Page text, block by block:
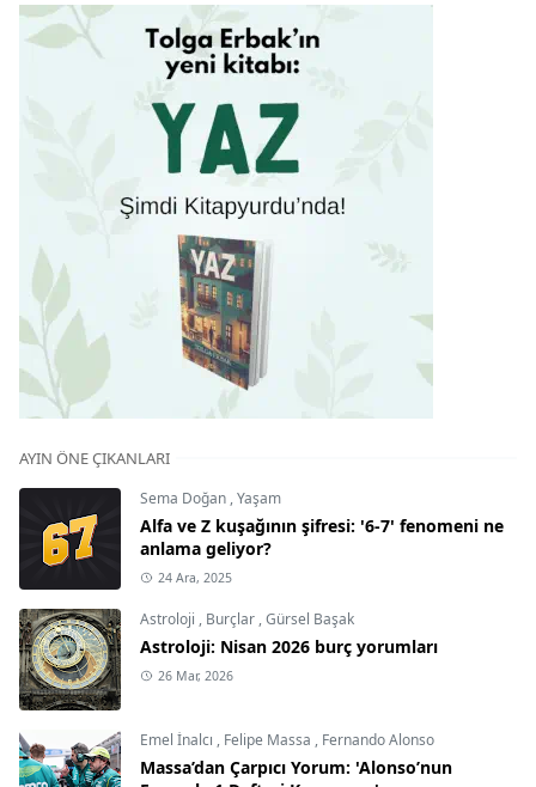
AYIN ÖNE ÇIKANLARI
Sema Doğan ,Yaşam
Alfa ve Z kuşağının şifresi: '6-7' fenomeni ne
anlama geliyor?
24 Ara, 2025
Astroloji , Burçlar ,Gürsel Başak
Astroloji: Nisan 2026 burç yorumları
26 Mar, 2026
Emel İnalcı , Felipe Massa , Fernando Alonso
Massa’dan Çarpıcı Yorum: 'Alonso’nun